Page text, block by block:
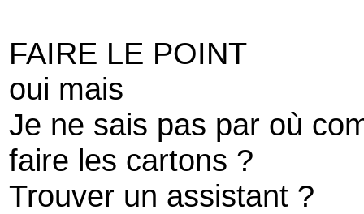
FAIRE LE POINT
oui mais
Je ne sais pas par où
faire les cartons ?
Trouver un assistant ?